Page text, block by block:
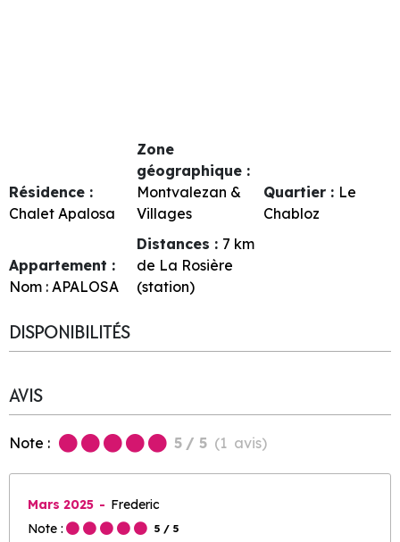
Résidence :
Chalet Apalosa
Zone
géographique :
Montvalezan &
Villages
Quartier : Le
Chabloz
Appartement :
Nom : APALOSA
Distances : 7 km
de La Rosière
(station)
DISPONIBILITÉS
AVIS
Note : 5 / 5 (1 avis)
Mars 2025
Frederic
Note :
5 / 5